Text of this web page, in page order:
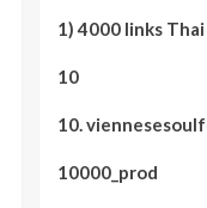
1) 4000 links
10
10.
10000_prod